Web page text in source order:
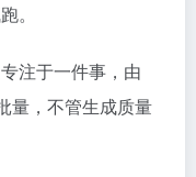
。
注于一件事，由
量，不管生成质量